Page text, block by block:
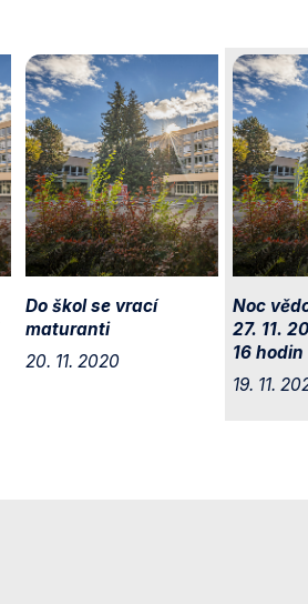
Do škol se vrací
maturanti
20. 11. 2020
Noc
27. 11.
16 hodin
19. 11.